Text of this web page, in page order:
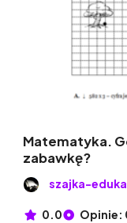
Matematyka.
zabawkę?
szajka-
0.0 Opinie: